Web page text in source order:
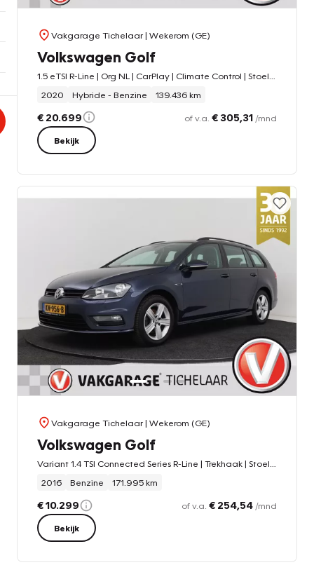
Vakgarage Tichelaar| Wekerom (GE)
Volkswagen Golf
2020
Hybride - Benzine 139.436 km
€ 20.699 of v.a. € 305,31 /mnd
Bekijk
Vakgarage Tichelaar| Wekerom (GE)
Volkswagen Golf
2016
Benzine 171.995 km
€ 10.299 of v.a. € 254,54 /mnd
Bekijk